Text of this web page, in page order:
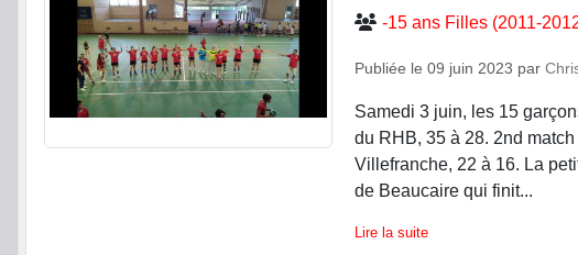
-15 ans Filles (2011-
Publiée le 09 juin 2023 par
Samedi 3 juin, les 15
du RHB, 35 à 28. 2nd
Villefranche, 22 à 16. La
de Beaucaire qui finit...
Lire la suite